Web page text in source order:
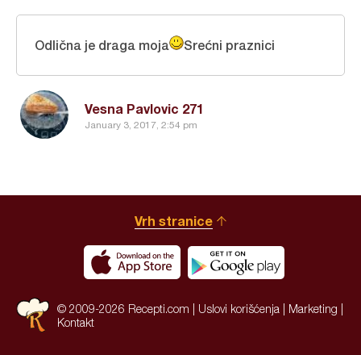
Vesna Pavlovic 271
January 3, 2017, 2:54 pm
Odlična je draga moja Srećni praznici
Vrh stranice
© 2009-2026 Recepti.com | Uslovi korišćenja Marketing
Kontakt